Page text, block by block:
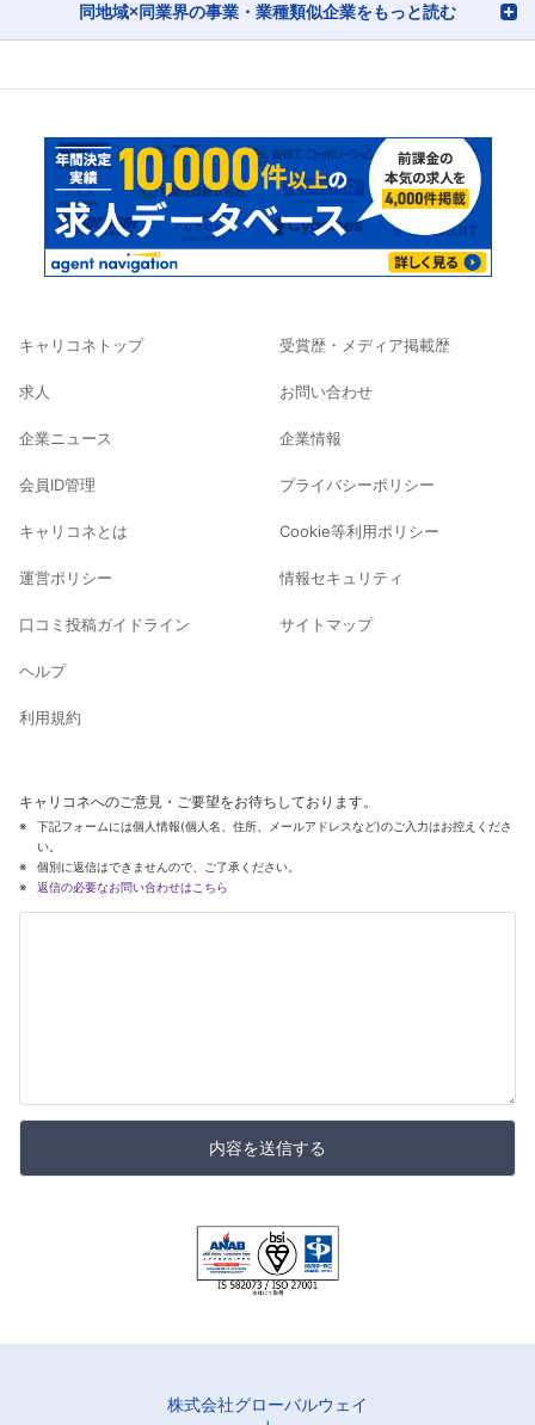
同地域×同業界の事業・業種類似企業をもっと読む
キャリコネトップ
求人
企業ニュース
会員ID管理
キャリコネとは
運営ポリシー
口コミ投稿ガイドライン
ヘルプ
利用規約
受賞歴・メディア掲載歴
お問い合わせ
企業情報
プライバシーポリシー
Cookie等利用ポリシー
情報セキュリティ
サイトマップ
キャリコネへのご意見・ご要望をお待ちしております。
下記フォームには個人情報(個人名、住所、メールアドレスなど)のご入力はお控えくださ
い。
個別に返信はできませんので、ご了承ください。
返信の必要なお問い合わせはこちら
内容を送信する
株式会社グローバルウェイ